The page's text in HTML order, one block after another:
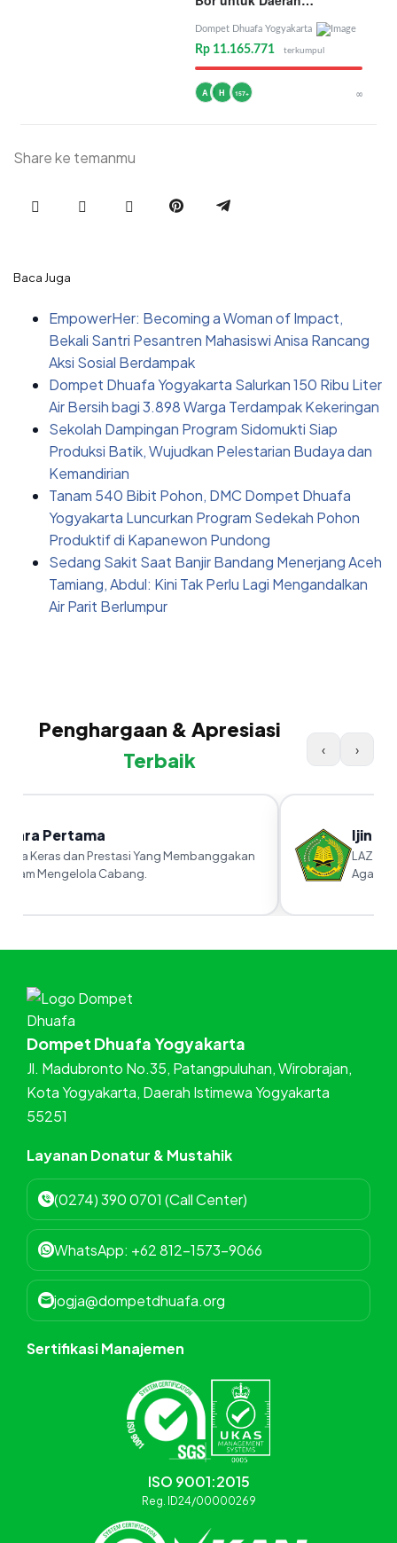
Dompet Dhuafa Yogyakarta
Rp 11.165.771 terkumpul
A H 157+ ∞
Share ke temanmu
Baca Juga
EmpowerHer: Becoming a Woman of Impact,
Bekali Santri Pesantren Mahasiswi Anisa Rancang
Aksi Sosial Berdampak
Dompet Dhuafa Yogyakarta Salurkan 150 Ribu Liter
Air Bersih bagi 3.898 Warga Terdampak Kekeringan
Sekolah Dampingan Program Sidomukti Siap
Produksi Batik, Wujudkan Pelestarian Budaya dan
Kemandirian
Tanam 540 Bibit Pohon, DMC Dompet Dhuafa
Yogyakarta Luncurkan Program Sedekah Pohon
Produktif di Kapanewon Pundong
Sedang Sakit Saat Banjir Bandang Menerjang Aceh
Tamiang, Abdul: Kini Tak Perlu Lagi Mengandalkan
Air Parit Berlumpur
Penghargaan & Apresiasi
Terbaik
‹ ›
Pertama
Keras dan Prestasi Yang Membanggakan
Mengelola Cabang.
Ijin
LAZ
Agama RI
Dompet Dhuafa Yogyakarta
Jl. Madubronto No.35, Patangpuluhan, Wirobrajan,
Kota Yogyakarta, Daerah Istimewa Yogyakarta
55251
Layanan Donatur & Mustahik
(0274) 390 0701 (Call Center)
WhatsApp: +62 812-1573-9066
jogja@dompetdhuafa.org
Sertifikasi Manajemen
ISO 9001:2015
Reg. ID24/00000269